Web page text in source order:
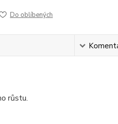
Do oblíbených
růstu.